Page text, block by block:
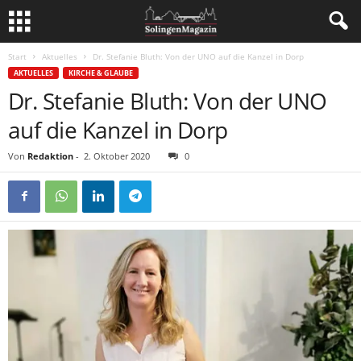
Start Aktuelles Dr. Stefanie Bluth: Von der UNO auf die Kanzel in Dorp
AKTUELLES KIRCHE & GLAUBE
Dr. Stefanie Bluth: Von der UNO
auf die Kanzel in Dorp
Von Redaktion - 2. Oktober 2020 0